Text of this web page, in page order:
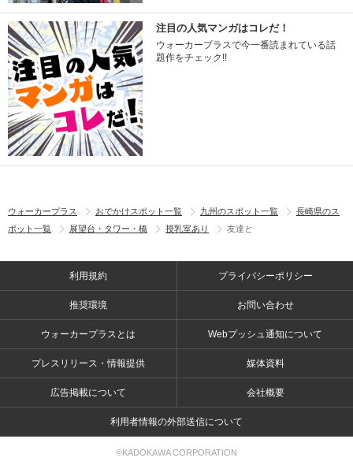
注目の人気マンガはコレだ！
ウォーカープラスで今一番読まれている話
題作をチェック!!
ウォーカープラス おでかけスポット一覧 九州のスポット一覧
長崎県のス
ポット一覧
展望台・タワー・橋 授乳室あり 友達と
利用規約 プライバシーポリシー
推奨環境 お問い合わせ
ウォーカープラスとは Webプッシュ通知について
プレスリリース・情報提供 媒体資料
広告掲載について 会社概要
利用者情報の外部送信について
©KADOKAWA CORPORATION